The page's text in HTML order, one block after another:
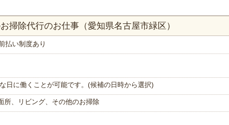
掃除代行のお仕事（愛知県名古屋市緑区）
払い制度あり
日に働くことが可能です。(候補の日時から選択)
所、リビング、その他のお掃除